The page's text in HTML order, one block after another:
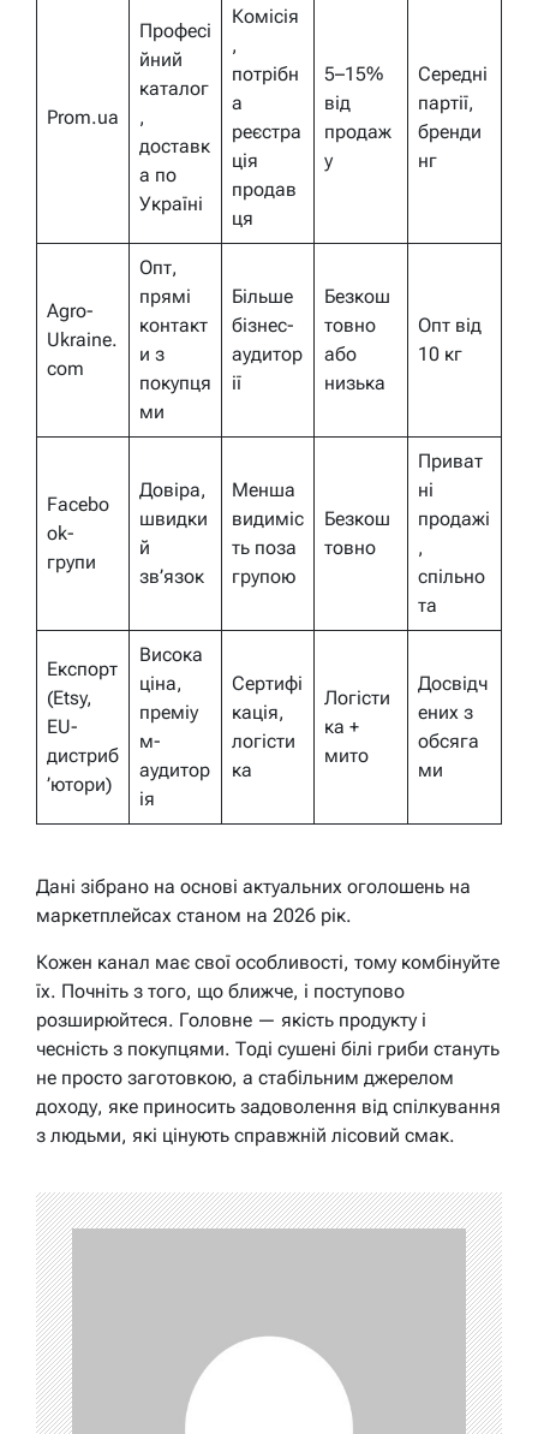
Prom.ua
Професі
йний
каталог
,
доставк
а по
Україні
Комісія
,
потрібн
а
реєстра
ція
продав
ця
5–15%
від
продаж
у
Середні
партії,
бренди
нг
Agro-
Ukraine.
com
Опт,
прямі
контакт
и з
покупця
ми
Більше
бізнес-
аудитор
ії
Безкош
товно
або
низька
Опт від
10 кг
Facebo
ok-
групи
Довіра,
швидки
й
зв’язок
Менша
видиміс
ть поза
групою
Безкош
товно
Приват
ні
продажі
,
спільно
та
Експорт
(Etsy,
EU-
дистриб
’ютори)
Висока
ціна,
преміу
м-
аудитор
ія
Сертифі
кація,
логісти
ка
Логісти
ка +
мито
Досвідч
ених з
обсяга
ми
Дані зібрано на основі актуальних оголошень на
маркетплейсах станом на 2026 рік.
Кожен канал має свої особливості, тому комбінуйте
їх. Почніть з того, що ближче, і поступово
розширюйтеся. Головне — якість продукту і
чесність з покупцями. Тоді сушені білі гриби стануть
не просто заготовкою, а стабільним джерелом
доходу, яке приносить задоволення від спілкування
з людьми, які цінують справжній лісовий смак.